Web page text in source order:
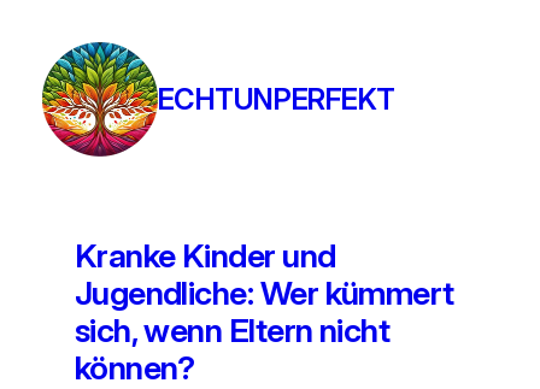
ECHTUNPERFEKT
Kranke Kinder und
Jugendliche: Wer kümmert
sich, wenn Eltern nicht
können?